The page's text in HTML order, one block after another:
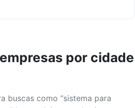
por cidade
buscas como “sistema para